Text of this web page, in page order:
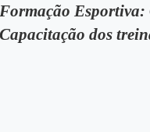
Formação
Capacitação dos